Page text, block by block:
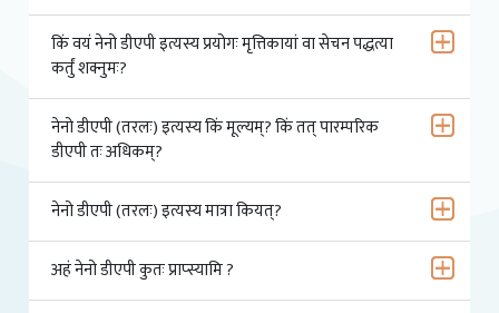
किं वयं नेनो डीएपी इत्यस्य प्रयोगः मृत्तिकायां वा सेचन पद्धत्या
कर्तुं शक्नुमः?
नेनो डीएपी (तरलः) इत्यस्य किं मूल्यम्? किं तत् पारम्परिक
डीएपी तः अधिकम्?
नेनो डीएपी (तरलः) इत्यस्य मात्रा कियत्?
अहं नेनो डीएपी कुतः प्राप्स्यामि ?